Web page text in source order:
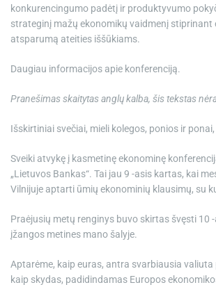
konkurencingumo padėtį ir produktyvumo
strateginį mažų ekonomikų vaidmenį stiprinant
atsparumą ateities iššūkiams.
Daugiau informacijos apie konferenciją.
Pranešimas skaitytas anglų kalba, šis tekstas
Išskirtiniai svečiai, mieli kolegos, ponios ir ponai,
Sveiki atvykę į kasmetinę ekonominę
„Lietuvos Bankas“. Tai jau 9 -asis kartas, kai
Vilnijuje aptarti ūmių ekonominių klausimų, su
Praėjusių metų renginys buvo skirtas švęsti 10 -
įžangos metines mano šalyje.
Aptarėme, kaip euras, antra svarbiausia valiuta
kaip skydas, padidindamas Europos